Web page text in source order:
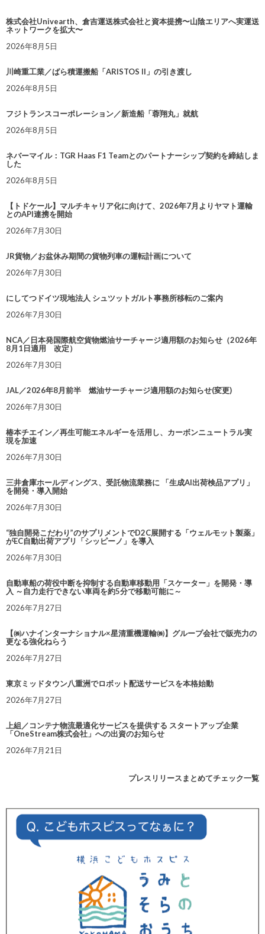
株式会社Univearth、倉吉運送株式会社と資本提携〜山陰エリアへ実運送
ネットワークを拡大〜
2026年8月5日
川崎重工業／ばら積運搬船「ARISTOS II」の引き渡し
2026年8月5日
フジトランスコーポレーション／新造船「蓉翔丸」就航
2026年8月5日
ネバーマイル：TGR Haas F1 Teamとのパートナーシップ契約を締結しま
した
2026年8月5日
【トドケール】マルチキャリア化に向けて、2026年7月よりヤマト運輸
とのAPI連携を開始
2026年7月30日
JR貨物／お盆休み期間の貨物列車の運転計画について
2026年7月30日
にしてつドイツ現地法人 シュツットガルト事務所移転のご案内
2026年7月30日
NCA／日本発国際航空貨物燃油サーチャージ適用額のお知らせ（2026年
8月1日適用 改定）
2026年7月30日
JAL／2026年8月前半 燃油サーチャージ適用額のお知らせ(変更)
2026年7月30日
椿本チエイン／再生可能エネルギーを活用し、カーボンニュートラル実
現を加速
2026年7月30日
三井倉庫ホールディングス、受託物流業務に 「生成AI出荷検品アプリ」
を開発・導入開始
2026年7月30日
“独自開発こだわり”のサプリメントでD2C展開する「ウェルモット製薬」
がEC自動出荷アプリ「シッピーノ」を導入
2026年7月30日
自動車船の荷役中断を抑制する自動車移動用「スケーター」を開発・導
入 ～自力走行できない車両を約5分で移動可能に～
2026年7月27日
【㈱ハナインターナショナル×星清重機運輸㈱】グループ会社で販売力の
更なる強化ねらう
2026年7月27日
東京ミッドタウン八重洲でロボット配送サービスを本格始動
2026年7月27日
上組／コンテナ物流最適化サービスを提供する スタートアップ企業
「OneStream株式会社」への出資のお知らせ
2026年7月21日
プレスリリースまとめてチェック一覧